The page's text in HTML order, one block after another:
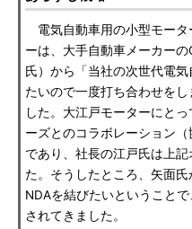
電気自動車用の小型モータ
ーは、大手自動車メーカー
氏）から「当社の次世代電
たいので一度打ち合わせを
した。大江戸モーターにと
ーズとのコラボレーション
であり、社長の江戸氏は上
た。そうしたところ、矢面
NDAを結びたいということ
されてきました。